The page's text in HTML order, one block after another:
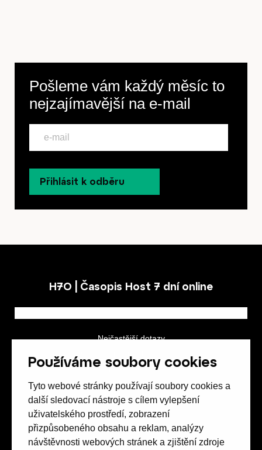
Používáme soubory cookies
Tyto webové stránky používají soubory cookies a
další sledovací nástroje s cílem vylepšení
uživatelského prostředí, zobrazení
přizpůsobeného obsahu a reklam, analýzy
návštěvnosti webových stránek a zjištění zdroje
Pošleme vám každý měsíc to
nejzajímavější na e-mail
Přihlásit k odběru
H7O | Časopis Host 7 dní online
Nejčastější dotazy
Obchodní podmínky